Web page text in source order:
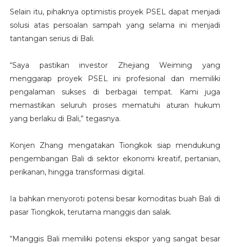
Selain itu, pihaknya optimistis proyek PSEL dapat menjadi
solusi atas persoalan sampah yang selama ini menjadi
tantangan serius di Bali.
“Saya pastikan investor Zhejiang Weiming yang
menggarap proyek PSEL ini profesional dan memiliki
pengalaman sukses di berbagai tempat. Kami juga
memastikan seluruh proses mematuhi aturan hukum
yang berlaku di Bali,” tegasnya.
Konjen Zhang mengatakan Tiongkok siap mendukung
pengembangan Bali di sektor ekonomi kreatif, pertanian,
perikanan, hingga transformasi digital.
Ia bahkan menyoroti potensi besar komoditas buah Bali di
pasar Tiongkok, terutama manggis dan salak.
“Manggis Bali memiliki potensi ekspor yang sangat besar